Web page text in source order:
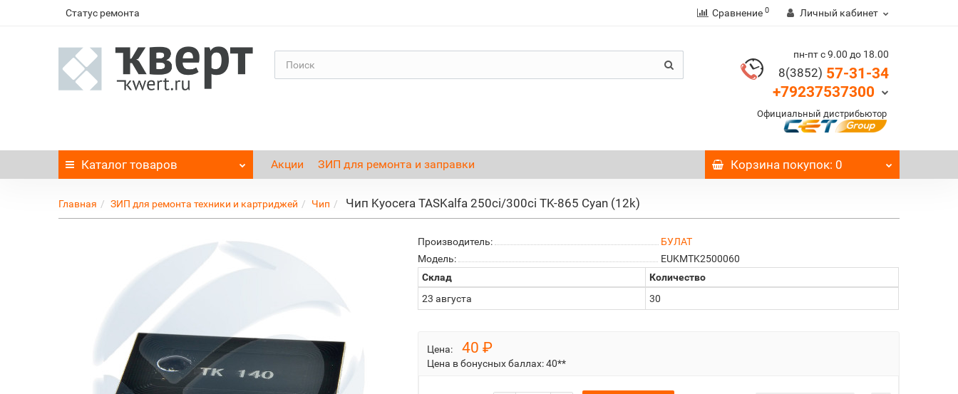
Статус ремонта Сравнение 0 Личный кабинет
пн-пт с 9.00 до 18.00
8(3852) 57-31-34
+79237537300
Официальный дистрибьютор
Каталог товаров Акции ЗИП для ремонта и заправки Корзина покупок: 0
Главная ЗИП для ремонта техники и картриджей Чип Чип Kyocera TASKalfa 250ci/300ci TK-865 Cyan (12k)
Производитель:
БУЛАТ
Модель:
EUKMTK2500060
Склад
Количество
23 августа
30
Цена: 40 ₽
Цена в бонусных баллах:40**